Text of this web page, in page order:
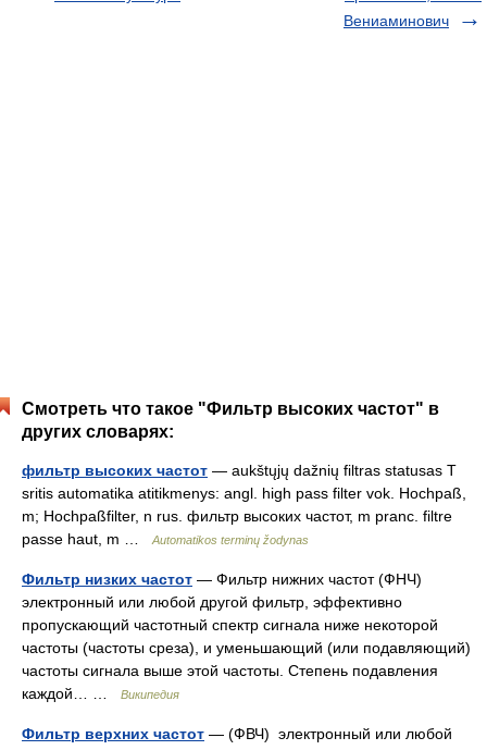
Вениаминович
Смотреть что такое "Фильтр высоких частот" в
других словарях:
фильтр высоких частот — aukštųjų dažnių filtras statusas T
sritis automatika atitikmenys: angl. high pass filter vok. Hochpaß,
m; Hochpaßfilter, n rus. фильтр высоких частот, m pranc. filtre
passe haut, m …
Automatikos terminų žodynas
Фильтр низких частот — Фильтр нижних частот (ФНЧ)
электронный или любой другой фильтр, эффективно
пропускающий частотный спектр сигнала ниже некоторой
частоты (частоты среза), и уменьшающий (или подавляющий)
частоты сигнала выше этой частоты. Степень подавления
каждой… …
Википедия
Фильтр верхних частот — (ФВЧ) электронный или любой